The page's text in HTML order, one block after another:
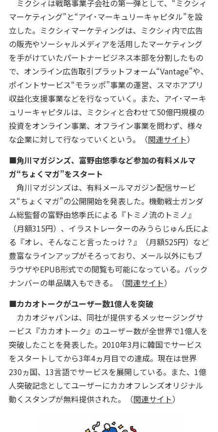
ミクシィは戦略事業子会社の第一弾として、“ミクシィ
マーケティング”と“アイ･マーキュリーキャピタル”を設
立した。ミクシィマーケティングは、ミクシィ内で広告
の販売やソーシャルメディアを活用したマーケティング
を手がけていたパートナービジネス本部を分割したもの
で、オンライン広告取引プラットフォーム“Vantage”や、
ポイントサービス“モラッポ”事業の運営、スマホアプリ
収益化支援事業などを行なっていく。また、アイ･マーキ
ュリーキャピタルは、ミクシィと合わせて50億円規模の
投資をオンライン事業、オフライン事業を問わず、様々
な企業に対して行なっていくという。（関連サイト）
■角川マガジンズ、富野由悠季など参加の有料メルマ
ガ“ちょくマガ”をスタート
角川マガジンズは、有料メールマガジン配信サービ
ス“ちょくマガ”の公開開始を発表した。機動戦士ガンダ
ム総監督の富野由悠季氏による『トミノ流のトミノ』
（月額315円）、イラストレーターのみうらじゅん氏によ
る『オレ、そんなこと言ったっけ？』（月額525円）など
豊富なラインアップがそろっており、メール以外にもブ
ラウザやEPUB形式での閲覧も可能になっている。バック
ナンバーの単品購入もできる。（関連サイト）
■カカオトークがユーザー数1億人を突破
カカオジャパンは、同社が提供するメッセージングサ
ービス『カカオトーク』のユーザー数が全世界で1億人を
突破したことを発表した。2010年3月に韓国でサービス
をスタートしてから3年4ヵ月目での達成。現在は世界
230ヵ国、13言語でサービスを展開している。また、1億
人突破記念としてユーザーにカカオフレンズオリジナル
動くスタンプが無料提供された。（関連サイト）